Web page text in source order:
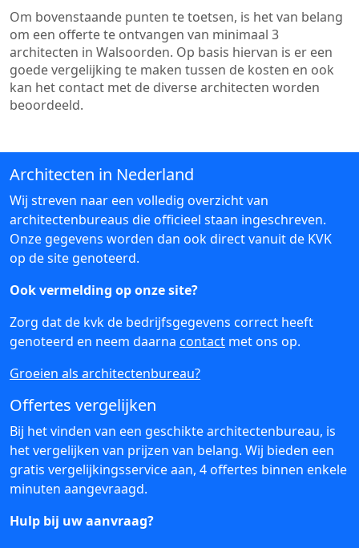
Om bovenstaande punten te toetsen, is het van belang
om een offerte te ontvangen van minimaal 3
architecten in Walsoorden. Op basis hiervan is er een
goede vergelijking te maken tussen de kosten en ook
kan het contact met de diverse architecten worden
beoordeeld.
Architecten in Nederland
Wij streven naar een volledig overzicht van
architectenbureaus die officieel staan ingeschreven.
Onze gegevens worden dan ook direct vanuit de KVK
op de site genoteerd.
Ook vermelding op onze site?
Zorg dat de kvk de bedrijfsgegevens correct heeft
genoteerd en neem daarna contact met ons op.
Groeien als architectenbureau?
Offertes vergelijken
Bij het vinden van een geschikte architectenbureau, is
het vergelijken van prijzen van belang. Wij bieden een
gratis vergelijkingsservice aan, 4 offertes binnen enkele
minuten aangevraagd.
Hulp bij uw aanvraag?